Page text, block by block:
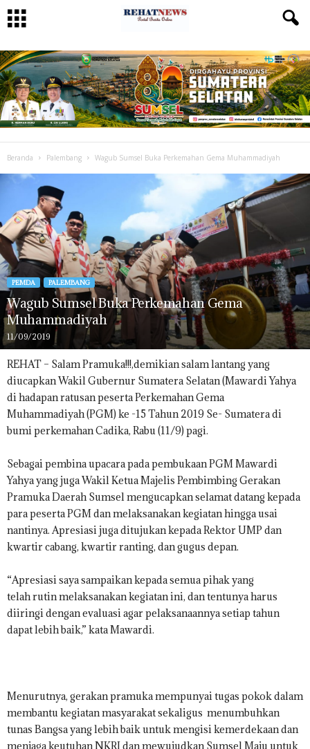
Beranda Palembang Wagub Sumsel Buka Perkemahan Gema Muhammadiyah
PEMDA PALEMBANG
Wagub Sumsel Buka Perkemahan Gema
Muhammadiyah
11/09/2019
REHAT – Salam Pramuka!!!,demikian salam lantang yang
diucapkan Wakil Gubernur Sumatera Selatan (Mawardi Yahya
di hadapan ratusan peserta Perkemahan Gema
Muhammadiyah (PGM) ke -15 Tahun 2019 Se- Sumatera di
bumi perkemahan Cadika, Rabu (11/9) pagi.
Sebagai pembina upacara pada pembukaan PGM Mawardi
Yahya yang juga Wakil Ketua Majelis Pembimbing Gerakan
Pramuka Daerah Sumsel mengucapkan selamat datang kepada
para peserta PGM dan melaksanakan kegiatan hingga usai
nantinya. Apresiasi juga ditujukan kepada Rektor UMP dan
kwartir cabang, kwartir ranting, dan gugus depan.
“Apresiasi saya sampaikan kepada semua pihak yang
telah rutin melaksanakan kegiatan ini, dan tentunya harus
diiringi dengan evaluasi agar pelaksanaannya setiap tahun
dapat lebih baik,” kata Mawardi.
Menurutnya, gerakan pramuka mempunyai tugas pokok dalam
membantu kegiatan masyarakat sekaligus menumbuhkan
tunas Bangsa yang lebih baik untuk mengisi kemerdekaan dan
menjaga keutuhan NKRI dan mewujudkan Sumsel Maju untuk